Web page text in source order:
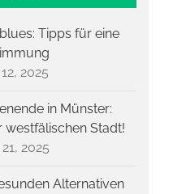
Tipps für eine
2025
in Münster:
westfälischen Stadt!
2025
Alternativen